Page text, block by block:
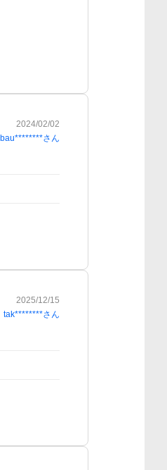
2024/02/02
bau********さん
2025/12/15
tak********さん